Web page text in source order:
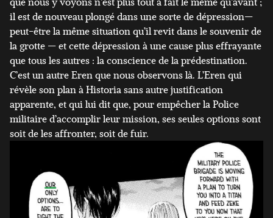
il est de nouveau plongé dans une sorte de dépression—
peut-être la même situation qu’il revit dans le souvenir de
la grotte — et cette dépression à une cause plus effrayante
que tous les autres : la conscience de la prédestination.
C’est un autre Eren que nous observons là. L’Eren qui
révèle son plan à Historia sans autre justification
apparente, et qui lui dit que, pour empêcher la Police
militaire d’accomplir leur mission, ses seules options sont
soit de les affronter, soit de fuir.